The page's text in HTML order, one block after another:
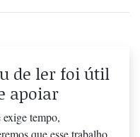
de ler foi útil
apoiar
tempo,